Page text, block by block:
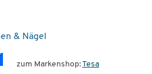
& Nägel
zum Markenshop:Tesa